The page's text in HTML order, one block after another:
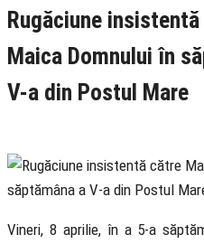
Rugăciune
Maica Domnului în
V-a din Postul Mare
Vineri, 8 aprilie, în a 5-a